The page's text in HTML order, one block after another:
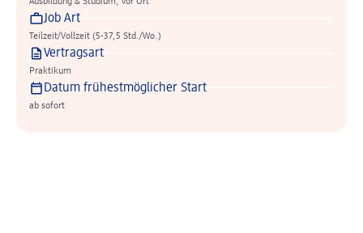
Job Art
Teilzeit/Vollzeit (5-37,5 Std./Wo.)
Vertragsart
Praktikum
Datum frühestmöglicher Start
ab sofort